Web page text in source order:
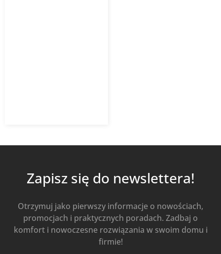
Zapisz się do newslettera!
Otrzymuj jako pierwszy informacje o nowościach,
promocjach i praktycznych poradach. Zadbaj o
komfort i nowoczesne rozwiązania w swoim domu i
firmie!